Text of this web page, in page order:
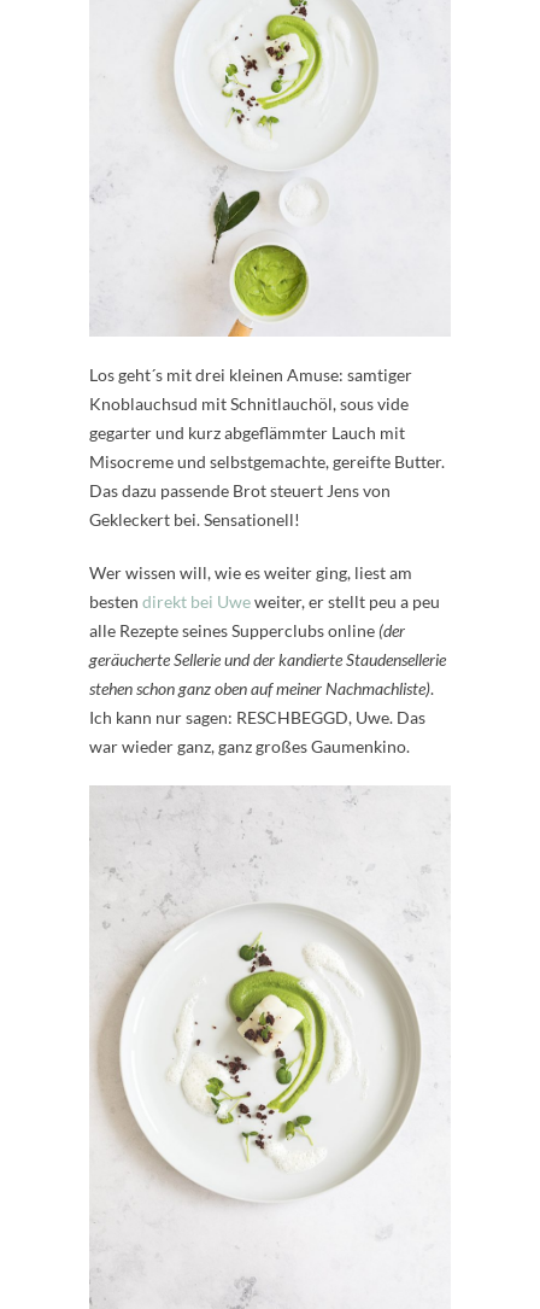
Los geht´s mit drei kleinen Amuse: samtiger
Knoblauchsud mit Schnitlauchöl, sous vide
gegarter und kurz abgeflämmter Lauch mit
Misocreme und selbstgemachte, gereifte Butter.
Das dazu passende Brot steuert Jens von
Gekleckert bei. Sensationell!
Wer wissen will, wie es weiter ging, liest am
besten direkt bei Uweweiter, er stellt peu a peu
alle Rezepte seines Supperclubs online (der
geräucherte Sellerie und der kandierte Staudensellerie
stehen schon ganz oben auf meiner Nachmachliste).
Ich kann nur sagen: RESCHBEGGD, Uwe. Das
war wieder ganz, ganz großes Gaumenkino.